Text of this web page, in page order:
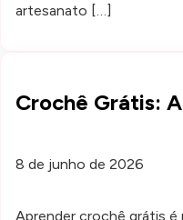
artesanato […]
Crochê Grátis:
8 de junho de 2026
Aprender crochê grátis é